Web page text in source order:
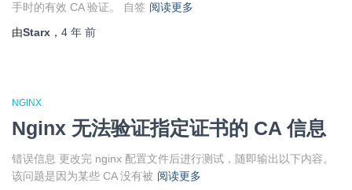
手时的有效 CA 验证。 自签 阅读更多
由Starx ， 4 年 前
NGINX
Nginx 无法验证指定证书的 CA 信息
错误信息 更改完 nginx 配置文件后进行测试，随即输出以下内容。
该问题是因为某些 CA 没有被 阅读更多